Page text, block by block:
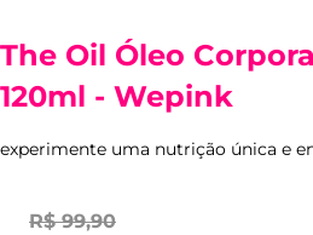
The Oil Óleo
120ml - Wepink
experimente uma nutrição única e
R$ 99,90